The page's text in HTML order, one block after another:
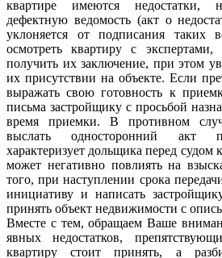
квартире имеются недостатки,
дефектную ведомость (акт о
уклоняется от подписания таких
осмотреть квартиру с
получить их заключение, при этом
их присутствии на объекте. Если
выражать свою готовность к
письма застройщику с просьбой
время приемки. В противном
выслать односторонний акт
характеризует дольщика перед судом
может негативно повлиять на
того, при наступлении срока
инициативу и написать
принять объект недвижимости с
Вместе с тем, обращаем Ваше
явных недостатков,
квартиру стоит принять, а